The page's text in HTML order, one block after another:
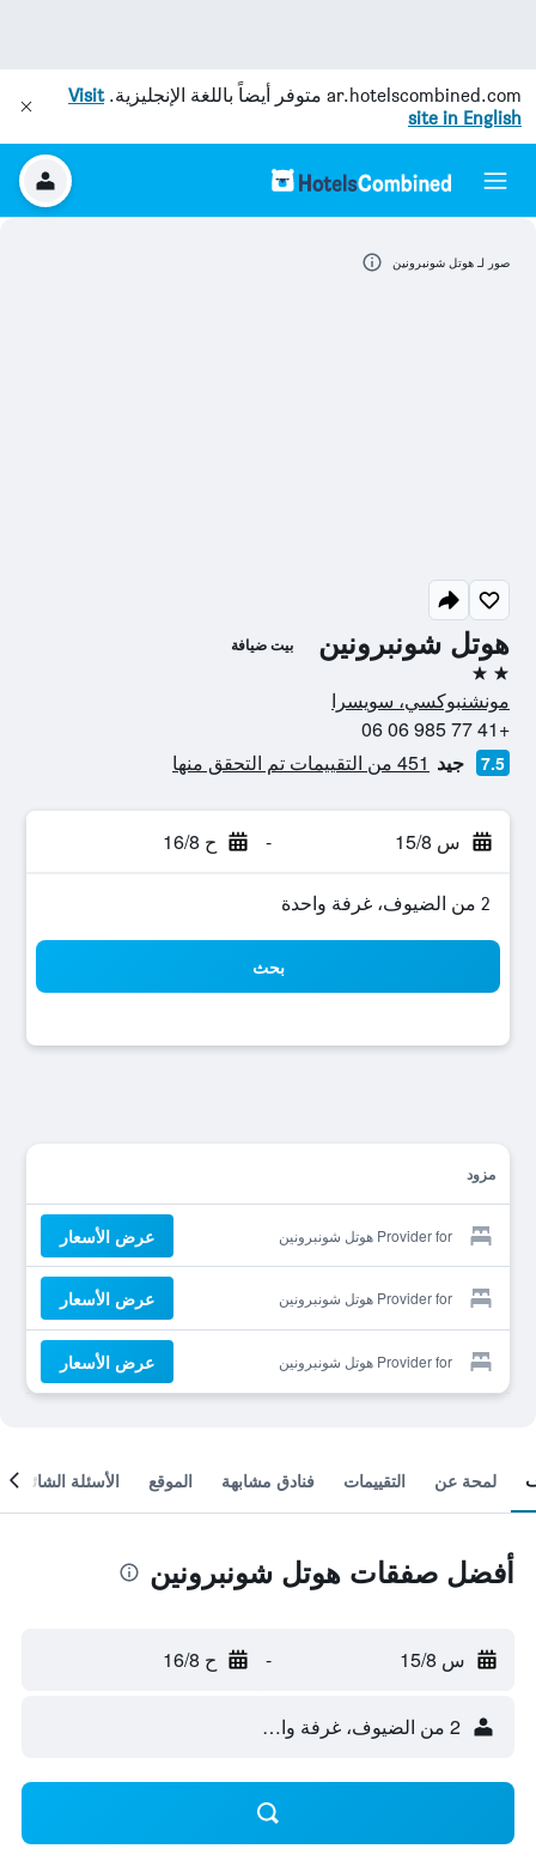
ar.hotelscombined.com متوفر أيضاً باللغة الإنجليزية.Visit
site in English
هوتل شونبرونين بيت ضيافة
2 نجمتين
مونشنبوكسي، سويسرا
+41 77 985 06 06
7.5 جيد 451 من التقييمات تم التحقق منها
س 15/8 - ح 16/8
2 من الضيوف، غرفة واحدة
بحث
مزود
Provider for هوتل شونبرونين عرض الأسعار
Provider for هوتل شونبرونين عرض الأسعار
Provider for هوتل شونبرونين عرض الأسعار
صور لـ هوتل شونبرونين
لمحة عن التقييمات فنادق مشابهة الموقع الأسئلة الشائعة
أفضل صفقات هوتل شونبرونين
س 15/8 - ح 16/8
2 من الضيوف، غرفة واحدة